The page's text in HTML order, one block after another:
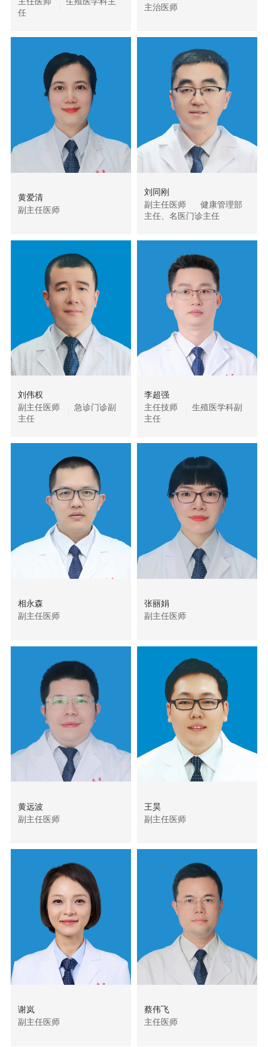
任
主治医师
黄爱清
副主任医师
刘同刚
副主任医师
健康管理部
主任、名医门诊主任
刘伟权
副主任医师
急诊门诊副
主任
李超强
主任技师
生殖医学科副
主任
相永森
副主任医师
张丽娟
副主任医师
黄远波
副主任医师
王昊
副主任医师
谢岚
副主任医师
蔡伟飞
主任医师